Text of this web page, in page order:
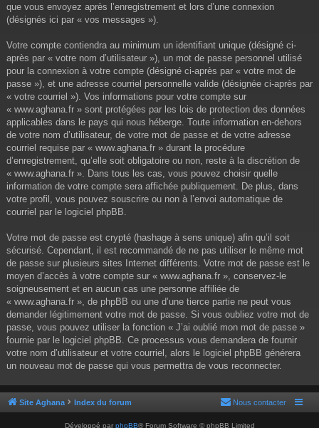
que vous envoyez après l’enregistrement et lors d’une connexion
(désignés ici par « vos messages »).
Votre compte contiendra au minimum un identifiant unique (désigné ci-
après par « votre nom d’utilisateur »), un mot de passe personnel utilisé
pour la connexion à votre compte (désigné ci-après par « votre mot de
passe »), et une adresse courriel personnelle valide (désignée ci-après par
« votre courriel »). Vos informations pour votre compte sur
« www.aghana.fr » sont protégées par les lois de protection des données
applicables dans le pays qui nous héberge. Toute information en-dehors
de votre nom d’utilisateur, de votre mot de passe et de votre adresse
courriel requise par « www.aghana.fr » durant la procédure
d’enregistrement, qu’elle soit obligatoire ou non, reste à la discrétion de
« www.aghana.fr ». Dans tous les cas, vous pouvez choisir quelle
information de votre compte sera affichée publiquement. De plus, dans
votre profil, vous pouvez souscrire ou non à l’envoi automatique de
courriel par le logiciel phpBB.
Votre mot de passe est crypté (hashage à sens unique) afin qu’il soit
sécurisé. Cependant, il est recommandé de ne pas utiliser le même mot
de passe sur plusieurs sites Internet différents. Votre mot de passe est le
moyen d’accès à votre compte sur « www.aghana.fr », conservez-le
soigneusement et en aucun cas une personne affiliée de
« www.aghana.fr », de phpBB ou une d’une tierce partie ne peut vous
demander légitimement votre mot de passe. Si vous oubliez votre mot de
passe, vous pouvez utiliser la fonction « J’ai oublié mon mot de passe »
fournie par le logiciel phpBB. Ce processus vous demandera de fournir
votre nom d’utilisateur et votre courriel, alors le logiciel phpBB générera
un nouveau mot de passe qui vous permettra de vous reconnecter.
Site Aghana Index du forum Nous contacter
Développé par phpBB® Forum Software © phpBB Limited